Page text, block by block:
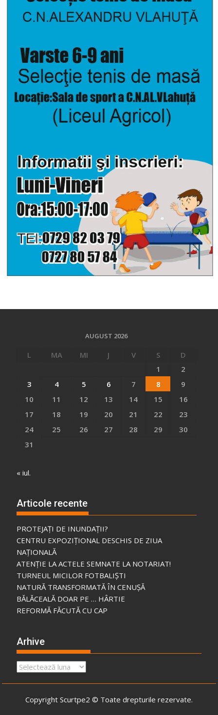
AUGUST 2026
L MA MI J V S
D
1
2
3
4 5 6 7 8
9
10
11 12 13 14 15
16
17
18 19 20 21 22
23
24
25 26 27 28 29
30
31
« iul.
Articole recente
PROTEJAȚI DE INUNDAȚII?
CENTRU EXPOZIȚIONAL DESCHIS DE ZIUA
NAȚIONALĂ
ATENȚIE LA ACTELE SEMNATE LA NOTARIAT!
TURNEUL MICILOR FOTBALIȘTI
NATURĂ TRANSFORMATĂ ÎN CENUȘĂ
BĂLĂCEALĂ DOAR PE … HÂRTIE
REFORMĂ FĂCUTĂ CU CAP
Arhive
Arhive
Copyright Scurtpe2 © Toate drepturile rezervate.